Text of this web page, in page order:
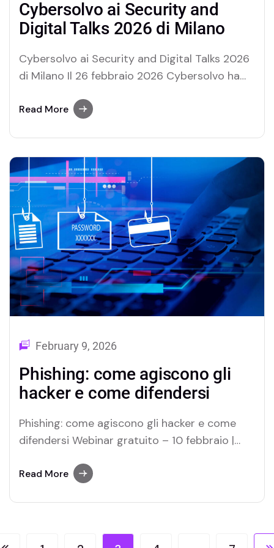
Cybersolvo ai Security and
Digital Talks 2026 di Milano
Cybersolvo ai Security and Digital Talks 2026
di Milano Il 26 febbraio 2026 Cybersolvo ha
l’evento promosso da Soiel International
aziendale. Ospitato presso l’NH Milano
Congress Centre, l’incontro ha riunito
professionisti…
Read More
February 9, 2026
Phishing: come agiscono gli
hacker e come difendersi
Phishing: come agiscono gli hacker e come
difendersi Webinar gratuito – 10 febbraio |
prossimo webinar gratuito di Cybersolvo,
dinamiche e difendere concretamente la tua
Read More